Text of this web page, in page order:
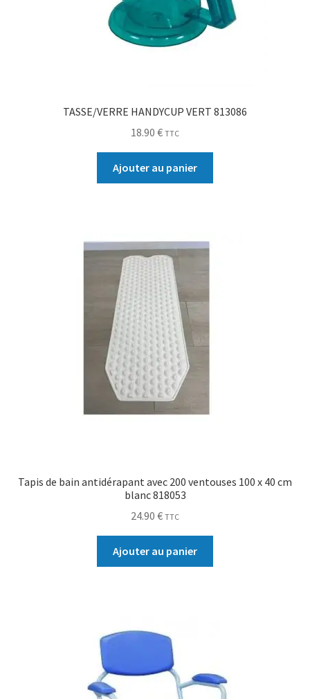
TASSE/VERRE HANDYCUP VERT 813086
18.90 € TTC
Ajouter au panier
Tapis de bain antidérapant avec 200 ventouses 100 x 40 cm
blanc 818053
24.90 € TTC
Ajouter au panier